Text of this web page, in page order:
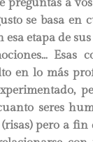
se basa en
esa etapa de
Esas
en lo más
seres
pero a fin